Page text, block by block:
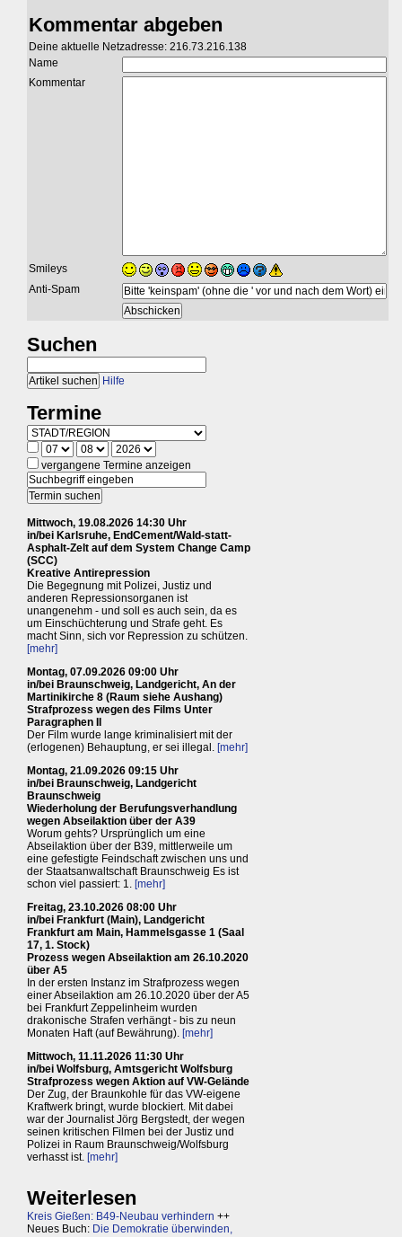
Kommentar abgeben
Deine aktuelle Netzadresse: 216.73.216.138
Name
Kommentar
Smileys
Anti-Spam
Suchen
Hilfe
Termine
vergangene Termine anzeigen
Mittwoch, 19.08.2026 14:30 Uhr
in/bei Karlsruhe, EndCement/Wald-statt-
Asphalt-Zelt auf dem System Change Camp
(SCC)
Kreative Antirepression
Die Begegnung mit Polizei, Justiz und
anderen Repressionsorganen ist
unangenehm - und soll es auch sein, da es
um Einschüchterung und Strafe geht. Es
macht Sinn, sich vor Repression zu schützen.
[mehr]
Montag, 07.09.2026 09:00 Uhr
in/bei Braunschweig, Landgericht, An der
Martinikirche 8 (Raum siehe Aushang)
Strafprozess wegen des Films Unter
Paragraphen II
Der Film wurde lange kriminalisiert mit der
(erlogenen) Behauptung, er sei illegal. [mehr]
Montag, 21.09.2026 09:15 Uhr
in/bei Braunschweig, Landgericht
Braunschweig
Wiederholung der Berufungsverhandlung
wegen Abseilaktion über der A39
Worum gehts? Ursprünglich um eine
Abseilaktion über der B39, mittlerweile um
eine gefestigte Feindschaft zwischen uns und
der Staatsanwaltschaft Braunschweig Es ist
schon viel passiert: 1. [mehr]
Freitag, 23.10.2026 08:00 Uhr
in/bei Frankfurt (Main), Landgericht
Frankfurt am Main, Hammelsgasse 1 (Saal
17, 1. Stock)
Prozess wegen Abseilaktion am 26.10.2020
über A5
In der ersten Instanz im Strafprozess wegen
einer Abseilaktion am 26.10.2020 über der A5
bei Frankfurt Zeppelinheim wurden
drakonische Strafen verhängt - bis zu neun
Monaten Haft (auf Bewährung). [mehr]
Mittwoch, 11.11.2026 11:30 Uhr
in/bei Wolfsburg, Amtsgericht Wolfsburg
Strafprozess wegen Aktion auf VW-Gelände
Der Zug, der Braunkohle für das VW-eigene
Kraftwerk bringt, wurde blockiert. Mit dabei
war der Journalist Jörg Bergstedt, der wegen
seinen kritischen Filmen bei der Justiz und
Polizei in Raum Braunschweig/Wolfsburg
verhasst ist. [mehr]
Weiterlesen
Kreis Gießen: B49-Neubau verhindern ++
Neues Buch: Die Demokratie überwinden,